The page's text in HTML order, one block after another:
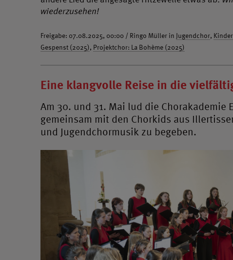
wiederzusehen!
Freigabe: 07.08.2025, 00:00 / Ringo Müller in Jugendchor,
Gespenst (2025), Projektchor: La Bohème (2025)
Eine klangvolle Reise in die
Am 30. und 31. Mai lud die Chorakademie
gemeinsam mit den Chorkids aus
und Jugendchormusik zu begeben.